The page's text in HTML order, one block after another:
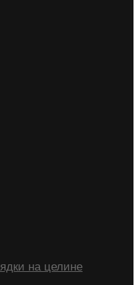
на целине